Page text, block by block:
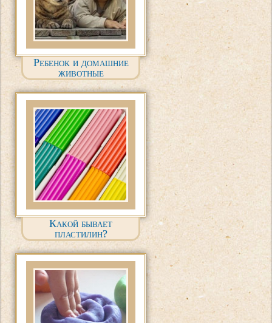
Ребенок и домашние
животные
Какой бывает
пластилин?